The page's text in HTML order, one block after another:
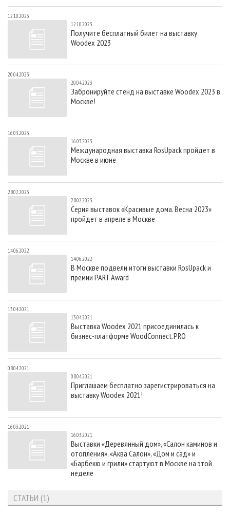
12.10.2023
12.10.2023
Получите бесплатный билет на выставку
Woodex 2023
20.04.2023
20.04.2023
Забронируйте стенд на выставке Woodex 2023 в
Москве!
16.03.2023
16.03.2023
Международная выставка RosUpack пройдет в
Москве в июне
28.02.2023
28.02.2023
Серия выставок «Красивые дома. Весна 2023»
пройдет в апреле в Москве
14.06.2022
14.06.2022
В Москве подвели итоги выставки RosUpack и
премии PART Award
13.04.2021
13.04.2021
Выставка Woodex 2021 присоединилась к
бизнес-платформе WoodConnect.PRO
08.04.2021
08.04.2021
Приглашаем бесплатно зарегистрироваться на
выставку Woodex 2021!
16.03.2021
16.03.2021
Выставки «Деревянный дом», «Салон каминов и
отопления», «Аква Салон», «Дом и сад» и
«Барбекю и грили» стартуют в Москве на этой
неделе
СТАТЬИ (1)